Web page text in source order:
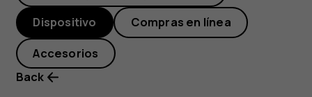
Dispositivo Compras en línea
Accesorios
Back